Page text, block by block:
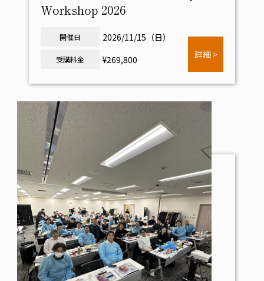
Workshop 2026
開催日 2026/11/15（日）
受講料金 ¥269,800 詳細 >